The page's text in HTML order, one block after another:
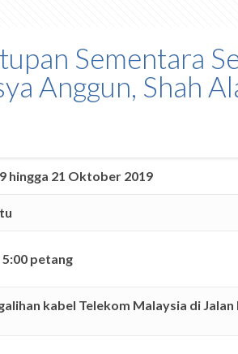
Sementara
Anggun, Shah
hingga 21 Oktober 2019
5:00 petang
kabel Telekom Malaysia di